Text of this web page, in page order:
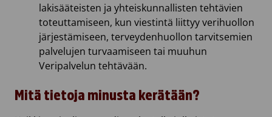
lakisääteisten ja yhteiskunnallisten tehtävien
toteuttamiseen, kun viestintä liittyy verihuollon
järjestämiseen, terveydenhuollon tarvitsemien
palvelujen turvaamiseen tai muuhun
Veripalvelun tehtävään.
Mitä tietoja minusta kerätään?